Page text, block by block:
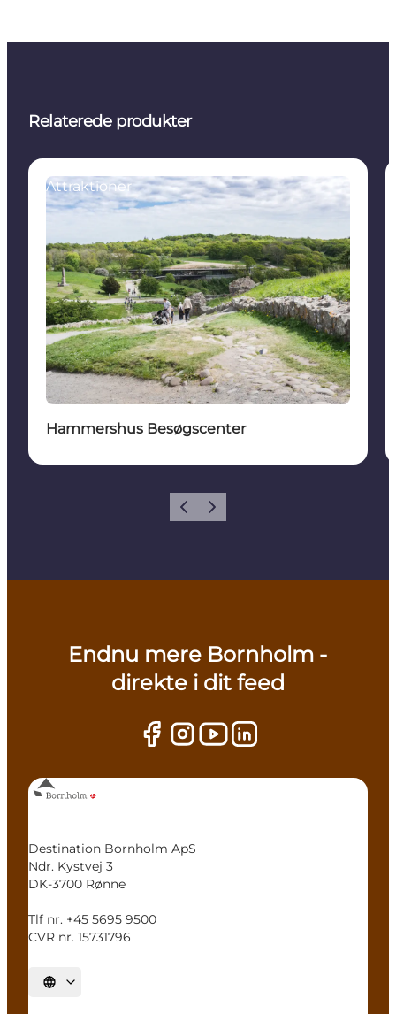
Relaterede produkter
Attraktioner
Hammershus Besøgscenter
ForrigeNæste
Endnu mere Bornholm -
direkte i dit feed
Destination Bornholm ApS
Ndr. Kystvej 3
DK-3700 Rønne
Tlf nr. +45 5695 9500
CVR nr. 15731796
Vælg sprog